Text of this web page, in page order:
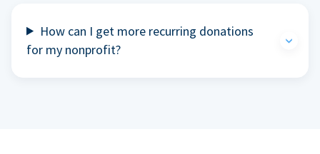
How can I get more recurring donations
for my nonprofit?